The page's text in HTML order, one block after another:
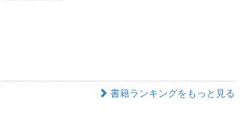
書籍ランキングをもっと見る